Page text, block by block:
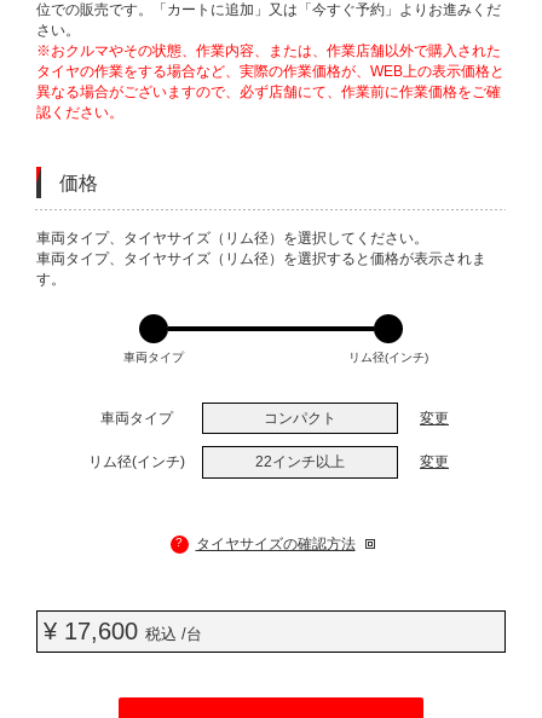
位での販売です。「カートに追加」又は「今すぐ予約」よりお進みくだ
さい。
※おクルマやその状態、作業内容、または、作業店舗以外で購入された
タイヤの作業をする場合など、実際の作業価格が、WEB上の表示価格と
異なる場合がございますので、必ず店舗にて、作業前に作業価格をご確
認ください。
価格
VARIATIONS
車両タイプ、タイヤサイズ（リム径）を選択してください。
車両タイプ、タイヤサイズ（リム径）を選択すると価格が表示されま
す。
車両タイプ リム径(インチ)
車両タイプ コンパクト 変更
リム径(インチ) 22インチ以上 変更
? タイヤサイズの確認方法
¥ 17,600 税込 /台